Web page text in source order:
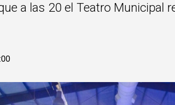
a las 20 el Teatro Municipal